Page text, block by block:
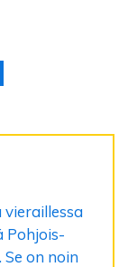
Pohjois-
on noin